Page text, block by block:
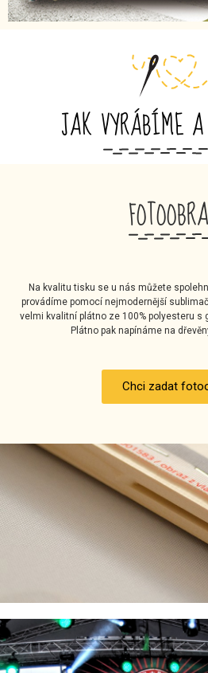
JAK VYRÁBÍME
Na kvalitu tisku se u nás můžete
provádíme pomocí nejmodernější
velmi kvalitní plátno ze 100% polyesteru s
Plátno pak napínáme na
Chci zadat